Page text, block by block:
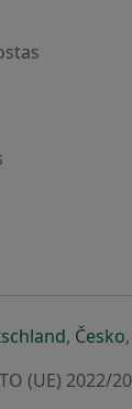
separador
novoabre
, Česko,
(UE) 2022/